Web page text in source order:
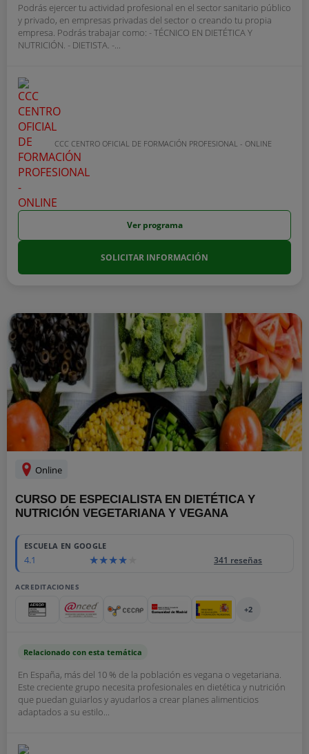
Podrás ejercer tu actividad profesional en el sector sanitario público
y privado, en empresas privadas del sector o creando tu propia
empresa. Podrás trabajar como: - TÉCNICO EN DIETÉTICA Y
NUTRICIÓN. - DIETISTA. -...
CCC CENTRO OFICIAL DE FORMACIÓN PROFESIONAL - ONLINE
Ver programa
SOLICITAR INFORMACIÓN
Online
CURSO DE ESPECIALISTA EN DIETÉTICA Y
NUTRICIÓN VEGETARIANA Y VEGANA
ESCUELA EN GOOGLE
4.1 341 reseñas
ACREDITACIONES
+2
Relacionado con esta temática
En España, más del 10 % de la población es vegana o vegetariana.
Este creciente grupo necesita profesionales en dietética y nutrición
que puedan guiarlos y ayudarlos a crear planes alimenticios
adaptados a su estilo...